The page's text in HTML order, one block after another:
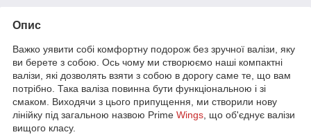
Опис
Важко уявити собі комфортну подорож без зручної валізи, яку
ви берете з собою. Ось чому ми створюємо наші компактні
валізи, які дозволять взяти з собою в дорогу саме те, що вам
потрібно. Така валіза повинна бути функціональною і зі
смаком. Виходячи з цього припущення, ми створили нову
лінійку під загальною назвою Prime Wings , що об'єднує валізи
вищого класу.